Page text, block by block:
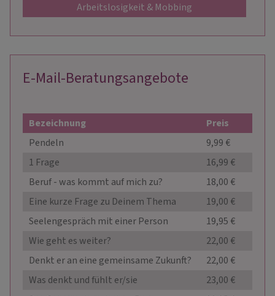
Arbeitslosigkeit & Mobbing
E-Mail-Beratungsangebote
Bezeichnung
Preis
Pendeln
9,99 €
1 Frage
16,99 €
Beruf - was kommt auf mich zu?
18,00 €
Eine kurze Frage zu Deinem Thema
19,00 €
Seelengespräch mit einer Person
19,95 €
Wie geht es weiter?
22,00 €
Denkt er an eine gemeinsame Zukunft?
22,00 €
Was denkt und fühlt er/sie
23,00 €